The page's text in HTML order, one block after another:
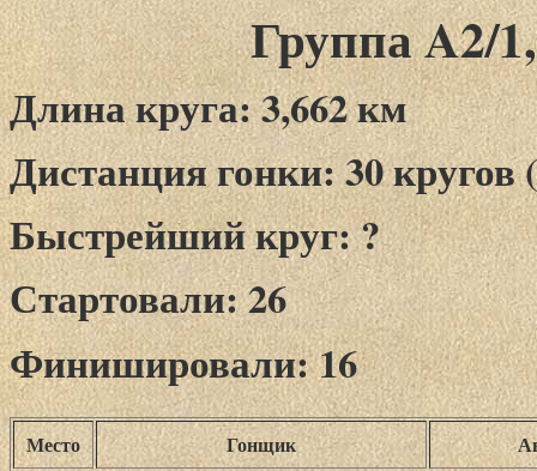
Группа A2/
Длина круга: 3,662 км
Дистанция гонки: 30 кругов
Быстрейший круг: ?
Стартовали: 26
Финишировали: 16
Место Гонщик